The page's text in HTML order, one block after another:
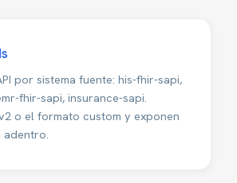
por sistema fuente: his-fhir-sapi,
fhir-sapi, insurance-sapi.
o el formato custom y exponen
adentro.